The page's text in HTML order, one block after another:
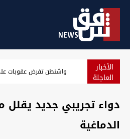
الأخبار
العاجلة واشنطن تفرض عقوبات
دواء تجريبي جديد يقلل
الدماغية